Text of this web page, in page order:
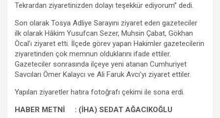
Tekrardan ziyaretinizden dolayı teşekkür ediyorum’’ dedi.
Son olarak Tosya Adliye Sarayını ziyaret eden gazeteciler
ilk olarak Hâkim Yusufcan Sezer, Muhsin Çabat, Gökhan
Öcal’ı ziyaret etti. İlçede görev yapan Hakimler gazetecilerin
ziyaretinden çok memnun olduklarını ifade ettiler.
Gazeteciler sonrasında ilçeye yeni atanan Cumhuriyet
Savcıları Ömer Kalaycı ve Ali Faruk Avcı’yı ziyaret ettiler.
Yapılan ziyaretler hatıra fotoğrafı çekimi ile sona erdi.
HABER METNİ : (İHA) SEDAT AĞACIKOĞLU